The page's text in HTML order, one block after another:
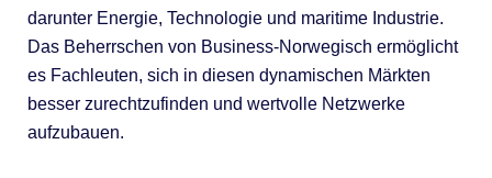
darunter Energie, Technologie und maritime Industrie.
Das Beherrschen von Business-Norwegisch ermöglicht
es Fachleuten, sich in diesen dynamischen Märkten
besser zurechtzufinden und wertvolle Netzwerke
aufzubauen.